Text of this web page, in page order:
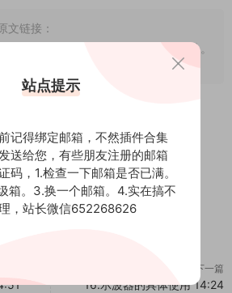
文链接：
dfqjc/25145
，转载请注明出处。
务
0 0
下一篇
16.示波器的具体使用 14:24
站点提示
记得绑定邮箱，不然插件合集
送给您，有些朋友注册的邮箱
码，1.检查一下邮箱是否已满。
箱。3.换一个邮箱。4.实在搞不
，站长微信652268626